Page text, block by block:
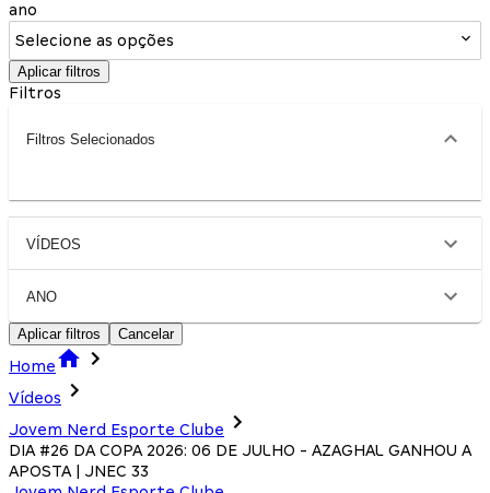
ano
Selecione as opções
Aplicar filtros
Filtros
Filtros Selecionados
VÍDEOS
ANO
Aplicar filtros Cancelar
Home
Vídeos
Jovem Nerd Esporte Clube
DIA #26 DA COPA 2026: 06 DE JULHO - AZAGHAL GANHOU A
APOSTA | JNEC 33